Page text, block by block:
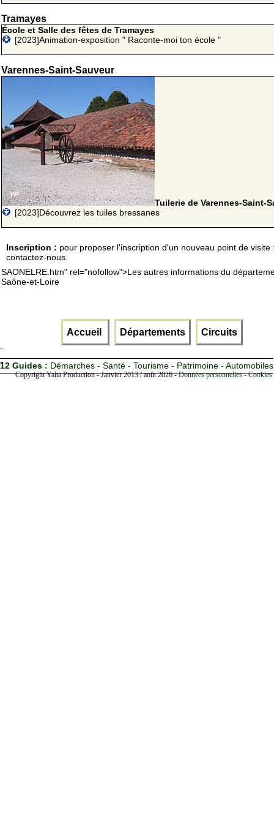
Tramayes
École et Salle des fêtes de Tramayes
[2023]Animation-exposition " Raconte-moi ton école "
Varennes-Saint-Sauveur
Tuilerie de Varennes-Saint-
[2023]Découvrez les tuiles bressanes
Inscription : pour proposer l'inscription d'un nouveau point de visite
contactez-nous.
SAONELRE.htm" rel="nofollow">Les autres informations du
Saône-et-Loire
Accueil Départements Circuits
12 Guides : Démarches - Santé - Tourisme - Patrimoine - Automobiles
Copyright Yalta Production - Janvier 2013 / août 2026 -Données personnelles -